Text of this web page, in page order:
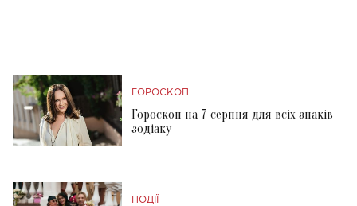
ГОРОСКОП
Гороскоп на 7 серпня для всіх знаків
зодіаку
ПОДІЇ